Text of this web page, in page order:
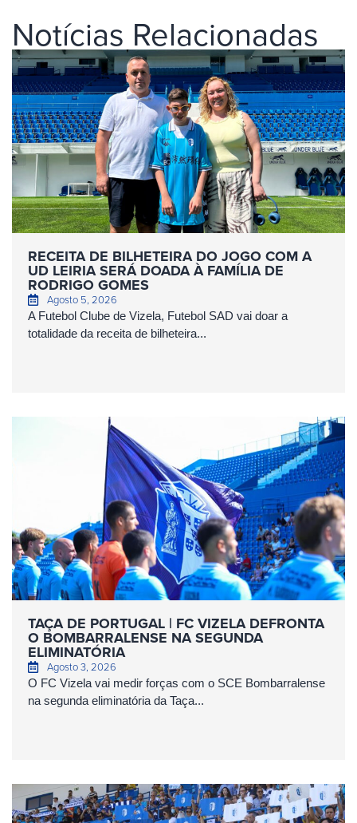
Notícias Relacionadas
RECEITA DE BILHETEIRA DO JOGO COM A
UD LEIRIA SERÁ DOADA À FAMÍLIA DE
RODRIGO GOMES
Agosto 5, 2026
A Futebol Clube de Vizela, Futebol SAD vai doar a
totalidade da receita de bilheteira...
TAÇA DE PORTUGAL | FC VIZELA DEFRONTA
O BOMBARRALENSE NA SEGUNDA
ELIMINATÓRIA
Agosto 3, 2026
O FC Vizela vai medir forças com o SCE Bombarralense
na segunda eliminatória da Taça...